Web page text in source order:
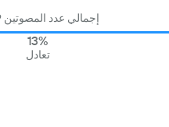
إجمالي عدد المصوتين 4,819
13%
تعادل